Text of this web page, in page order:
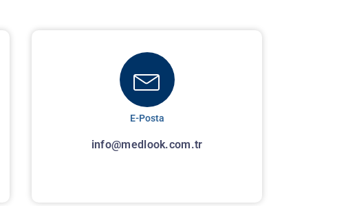
E-Posta
info@medlook.com.tr